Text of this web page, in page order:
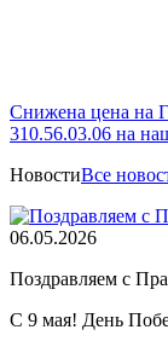
Снижена цена на
310.56.03.06 на
НовостиВсе
06.05.2026
Поздравляем с
С 9 мая! День